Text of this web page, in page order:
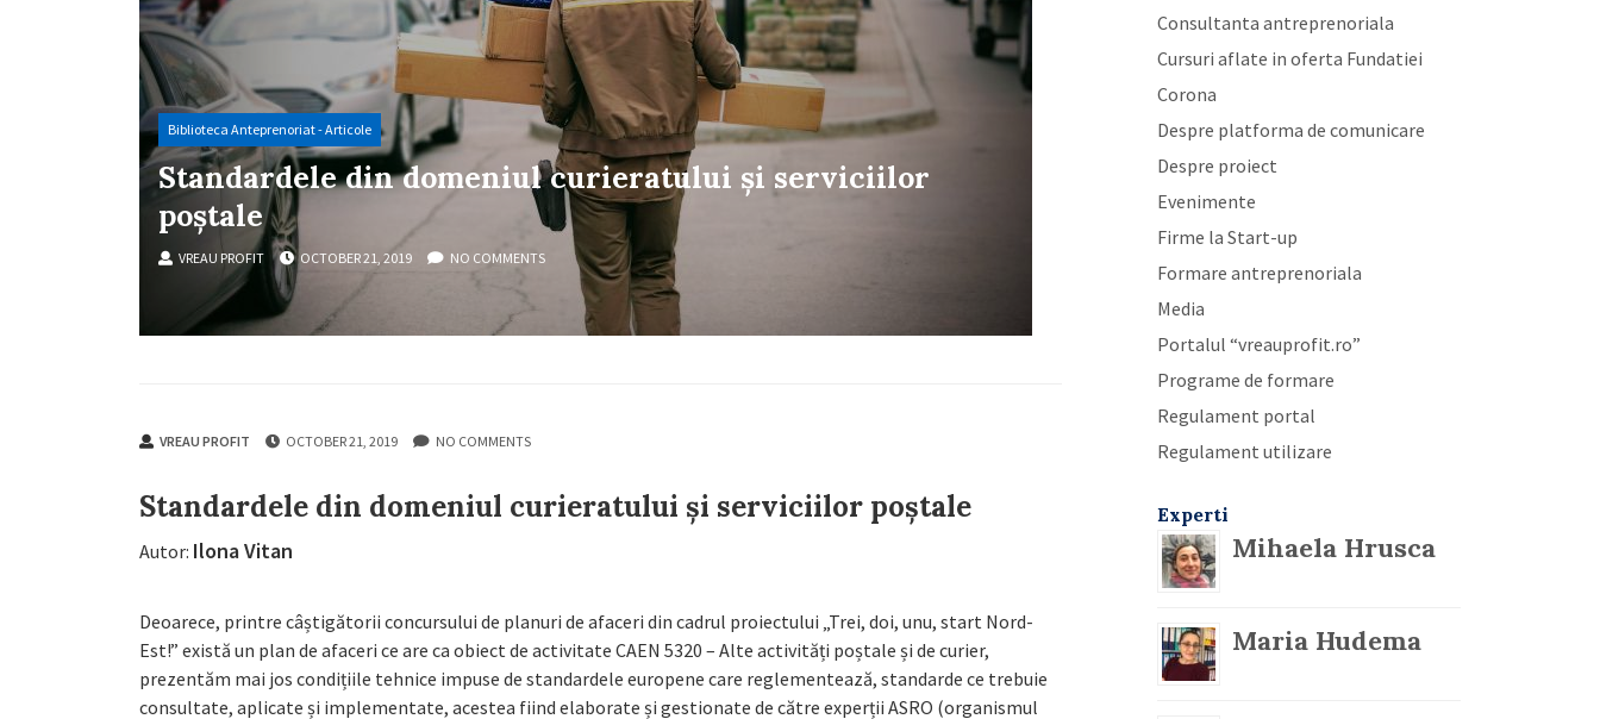
Biblioteca Anteprenoriat - Articole
Standardele din domeniul curieratului și serviciilor
poștale
VREAU PROFIT OCTOBER 21, 2019 NO COMMENTS
VREAU PROFIT OCTOBER 21, 2019 NO COMMENTS
Standardele din domeniul curieratului și serviciilor poștale
Autor: Ilona Vitan
Deoarece, printre câștigătorii concursului de planuri de afaceri din cadrul proiectului „Trei, doi, unu, start Nord-
Est!” există un plan de afaceri ce are ca obiect de activitate CAEN 5320 – Alte activități poștale și de curier,
prezentăm mai jos condițiile tehnice impuse de standardele europene care reglementează, standarde ce trebuie
consultate, aplicate și implementate, acestea fiind elaborate și gestionate de către experții ASRO (organismul
Consultanta antreprenoriala
Cursuri aflate in oferta Fundatiei
Corona
Despre platforma de comunicare
Despre proiect
Evenimente
Firme la Start-up
Formare antreprenoriala
Media
Portalul “vreauprofit.ro”
Programe de formare
Regulament portal
Regulament utilizare
Experti
Mihaela Hrusca
Maria Hudema